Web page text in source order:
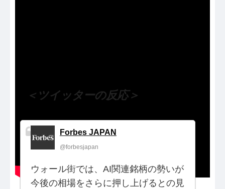
＜ツイッターの反応＞
Forbes JAPAN
@forbesjapan
ウォール街では、AI関連銘柄の勢いが
今後の相場をさらに押し上げるとの見